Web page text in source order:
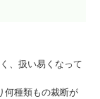
、扱い易くなって
何種類もの裁断が